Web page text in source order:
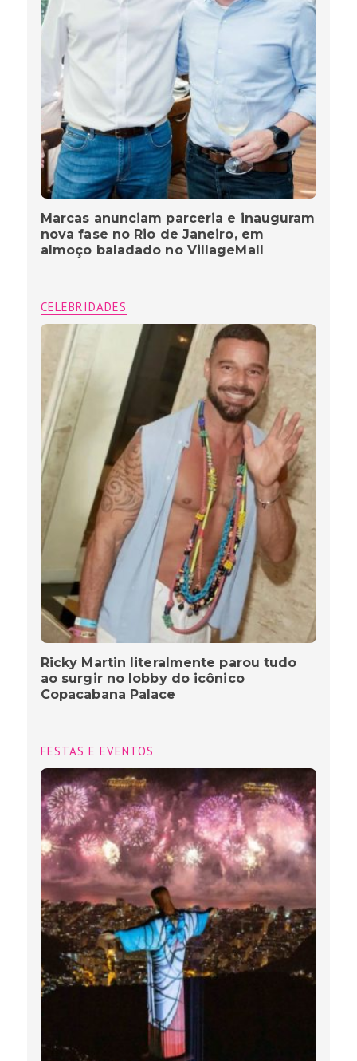
Marcas anunciam parceria e inauguram
nova fase no Rio de Janeiro, em
almoço baladado no VillageMall
CELEBRIDADES
Ricky Martin literalmente parou tudo
ao surgir no lobby do icônico
Copacabana Palace
FESTAS E EVENTOS